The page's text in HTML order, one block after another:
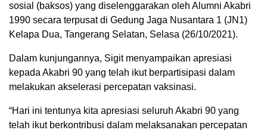
sosial (baksos) yang diselenggarakan oleh Alumni Akabri
1990 secara terpusat di Gedung Jaga Nusantara 1 (JN1)
Kelapa Dua, Tangerang Selatan, Selasa (26/10/2021).
Dalam kunjungannya, Sigit menyampaikan apresiasi
kepada Akabri 90 yang telah ikut berpartisipasi dalam
melakukan akselerasi percepatan vaksinasi.
“Hari ini tentunya kita apresiasi seluruh Akabri 90 yang
telah ikut berkontribusi dalam melaksanakan percepatan